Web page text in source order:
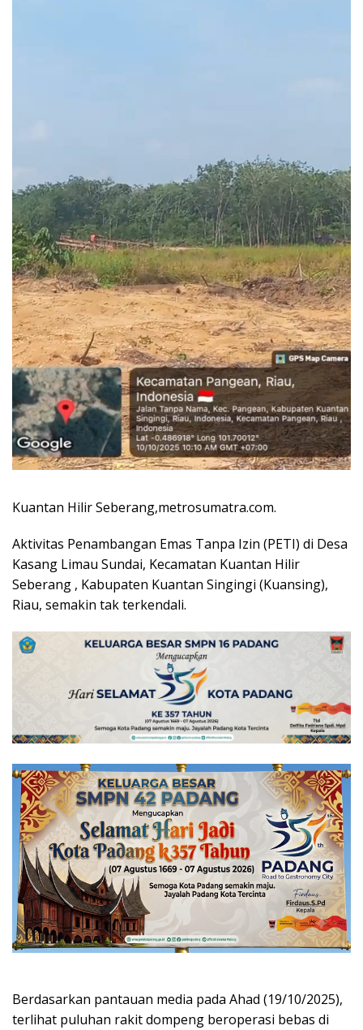
Kuantan Hilir Seberang,metrosumatra.com.
Aktivitas Penambangan Emas Tanpa Izin (PETI) di Desa
Kasang Limau Sundai, Kecamatan Kuantan Hilir
Seberang , Kabupaten Kuantan Singingi (Kuansing),
Riau, semakin tak terkendali.
Berdasarkan pantauan media pada Ahad (19/10/2025),
terlihat puluhan rakit dompeng beroperasi bebas di